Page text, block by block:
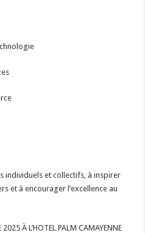
individuels et collectifs, à inspirer
et à encourager l’excellence au
À L’HOTEL PALM CAMAYENNE